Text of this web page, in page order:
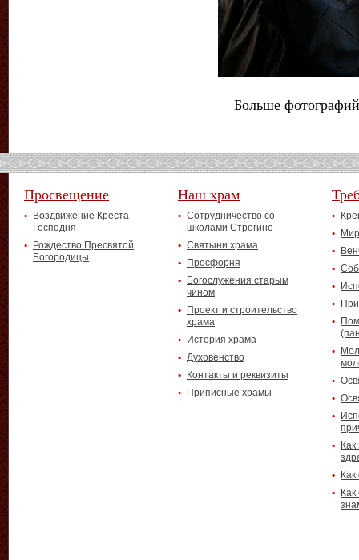
Больше
Просвещение
Воздвижение Креста
Господня
Рождество Пресвятой
Богородицы
Наш храм
Сотрудничество со
школами Строгино
Святыни храма
Просфорня
Богослужения старым
чином
Проект и строительство
храма
История храма
Духовенство
Контакты и реквизиты
Приписные храмы
Как
Как